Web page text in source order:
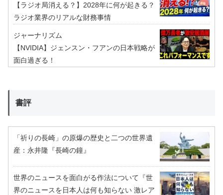
【ラジオ局消える？】2028年に何が起きる？
ラジオ業界のリアルな財務事情
ジャーナリズム
【NVIDIA】ジェンスン・フアンの日本戦略が
面白過ぎる！
書評
「祈りの長崎」の原爆の歴史と二つの世界遺
産：永井隆『長崎の鐘』
世界のニュースを面白がる作法について『世
界のニュースを日本人は何も知らない 激レア